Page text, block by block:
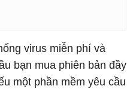
virus miễn phí và
bạn mua phiên bản đầy
một phần mềm yêu cầu